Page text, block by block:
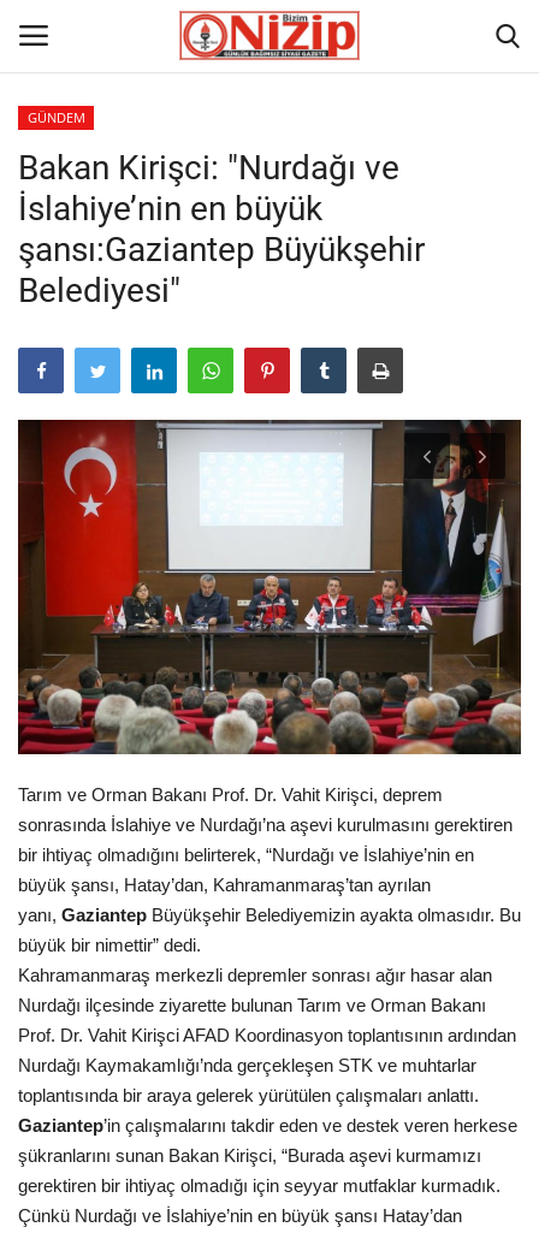
Ana
GÜNDEM
Gazete
Asayiş
Siyaset
Ekonomi
SAĞLIK
EĞİTİM
Gaziantep..
GÜNDEM
Bakan Kirişci: "Nurdağı ve
İslahiye’nin en büyük
şansı:Gaziantep Büyükşehir
Belediyesi"
Tarım ve Orman Bakanı Prof. Dr. Vahit Kirişci, deprem
sonrasında İslahiye ve Nurdağı’na aşevi kurulmasını gerektiren
bir ihtiyaç olmadığını belirterek, “Nurdağı ve İslahiye’nin en
büyük şansı, Hatay’dan, Kahramanmaraş’tan ayrılan
yanı, Gaziantep Büyükşehir Belediyemizin ayakta olmasıdır. Bu
büyük bir nimettir” dedi.
Kahramanmaraş merkezli depremler sonrası ağır hasar alan
Nurdağı ilçesinde ziyarette bulunan Tarım ve Orman Bakanı
Prof. Dr. Vahit Kirişci AFAD Koordinasyon toplantısının ardından
Nurdağı Kaymakamlığı’nda gerçekleşen STK ve muhtarlar
toplantısında bir araya gelerek yürütülen çalışmaları anlattı.
Gaziantep’in çalışmalarını takdir eden ve destek veren herkese
şükranlarını sunan Bakan Kirişci, “Burada aşevi kurmamızı
gerektiren bir ihtiyaç olmadığı için seyyar mutfaklar kurmadık.
Çünkü Nurdağı ve İslahiye’nin en büyük şansı Hatay’dan